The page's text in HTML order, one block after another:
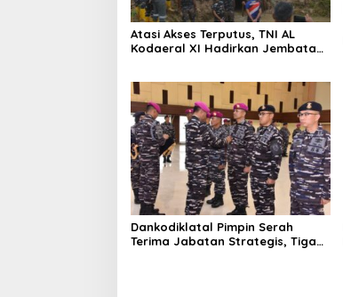
Atasi Akses Terputus, TNI AL
Kodaeral XI Hadirkan Jembatan
Dankodiklatal Pimpin Serah
Terima Jabatan Strategis, Tiga